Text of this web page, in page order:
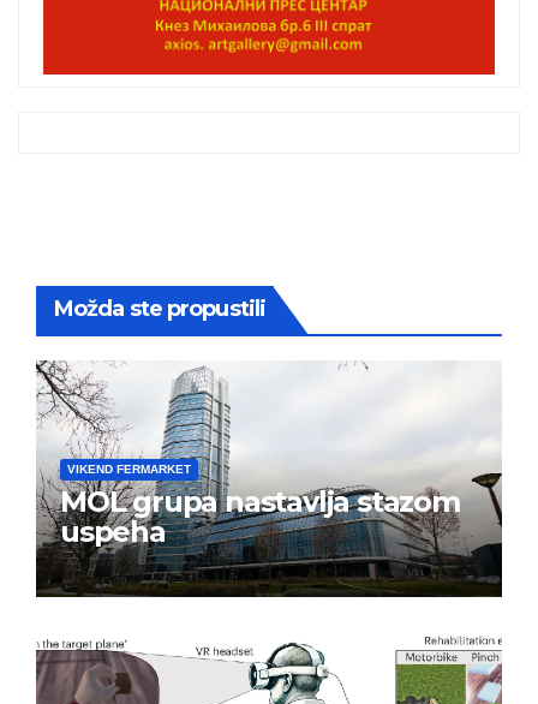
Možda ste propustili
VIKEND FERMARKET
MOL grupa nastavlja stazom
uspeha